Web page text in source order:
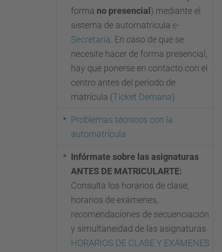
forma no presencial ) mediante el
sistema de automatrícula e-
Secretaria . En caso de que se
necesite hacer de forma presencial,
hay que ponerse en contacto con el
centro antes del período de
matrícula (Ticket Demana)
Problemas técnicos con la
automatrícula
Infórmate sobre las asignaturas
ANTES DE MATRICULARTE:
Consulta los horarios de clase,
horarios de exámenes,
recomendaciones de secuenciación
y simultaneidad de las asignaturas
HORARIOS DE CLASE Y EXÁMENES